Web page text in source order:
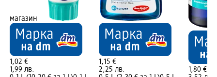
магазин
1,02 €
1,99 лв.
1,15 €
2,25 лв.
1,80 €